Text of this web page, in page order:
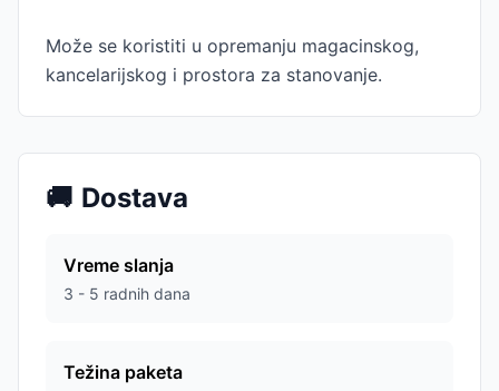
Može se koristiti u opremanju magacinskog,
kancelarijskog i prostora za stanovanje.
🚚 Dostava
Vreme slanja
3 - 5 radnih dana
Težina paketa